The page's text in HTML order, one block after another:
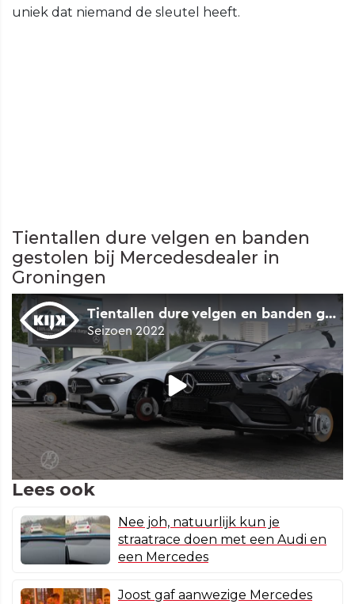
uniek dat niemand de sleutel heeft.
Tientallen dure velgen en banden
gestolen bij Mercedesdealer in
Groningen
Lees ook
Nee joh, natuurlijk kun je
straatrace doen met een Audi en
een Mercedes
Joost gaf aanwezige Mercedes